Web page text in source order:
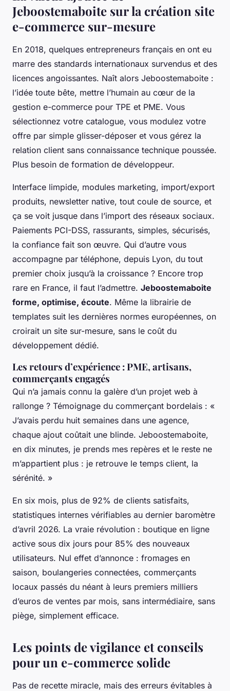
Jeboostemaboite sur la création site
e-commerce sur-mesure
En 2018, quelques entrepreneurs français en ont eu
marre des standards internationaux survendus et des
licences angoissantes. Naît alors Jeboostemaboite :
l’idée toute bête, mettre l’humain au cœur de la
gestion e-commerce pour TPE et PME. Vous
sélectionnez votre catalogue, vous modulez votre
offre par simple glisser-déposer et vous gérez la
relation client sans connaissance technique poussée.
Plus besoin de formation de développeur.
Interface limpide, modules marketing, import/export
produits, newsletter native, tout coule de source, et
ça se voit jusque dans l’import des réseaux sociaux.
Paiements PCI-DSS, rassurants, simples, sécurisés,
la confiance fait son œuvre. Qui d’autre vous
accompagne par téléphone, depuis Lyon, du tout
premier choix jusqu’à la croissance ? Encore trop
rare en France, il faut l’admettre. Jeboostemaboite
forme, optimise, écoute. Même la librairie de
templates suit les dernières normes européennes, on
croirait un site sur-mesure, sans le coût du
développement dédié.
Les retours d’expérience : PME, artisans,
commerçants engagés
Qui n’a jamais connu la galère d’un projet web à
rallonge ? Témoignage du commerçant bordelais : «
J’avais perdu huit semaines dans une agence,
chaque ajout coûtait une blinde. Jeboostemaboite,
en dix minutes, je prends mes repères et le reste ne
m’appartient plus : je retrouve le temps client, la
sérénité. »
En six mois, plus de 92% de clients satisfaits,
statistiques internes vérifiables au dernier baromètre
d’avril 2026. La vraie révolution : boutique en ligne
active sous dix jours pour 85% des nouveaux
utilisateurs. Nul effet d’annonce : fromages en
saison, boulangeries connectées, commerçants
locaux passés du néant à leurs premiers milliers
d’euros de ventes par mois, sans intermédiaire, sans
piège, simplement efficace.
Les points de vigilance et conseils
pour un e-commerce solide
Pas de recette miracle, mais des erreurs évitables à